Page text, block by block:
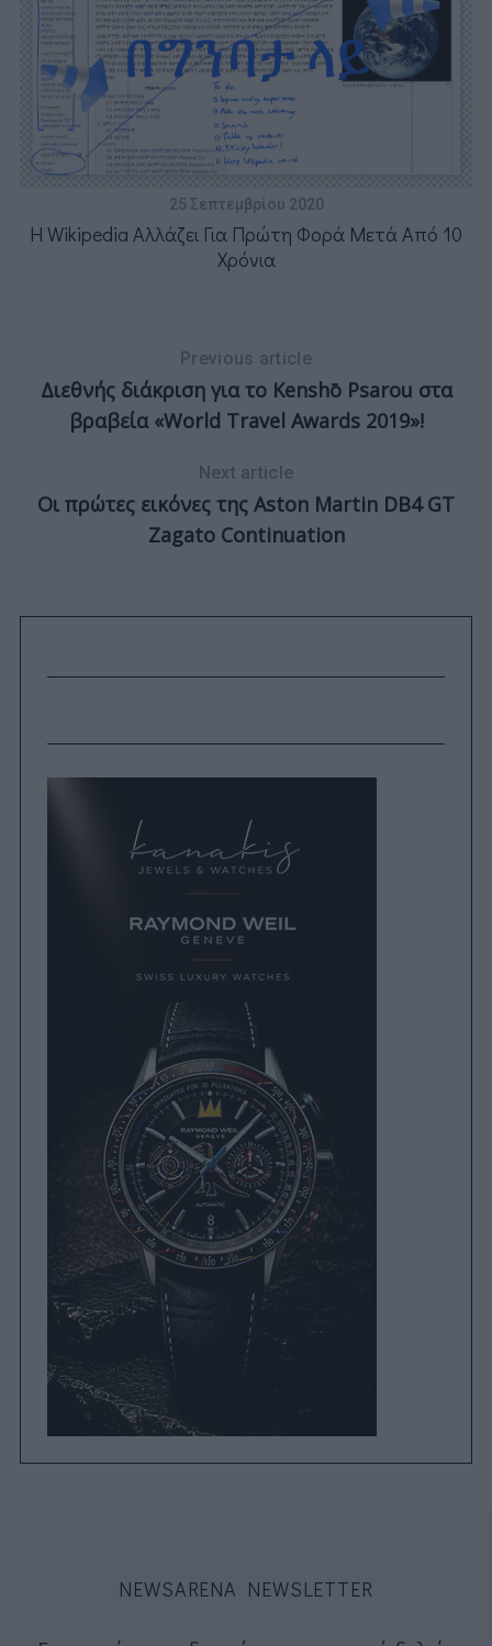
25 Σεπτεμβρίου 2020
Η Wikipedia Αλλάζει Για Πρώτη Φορά Μετά Από 10
Χρόνια
Previous article
Διεθνής διάκριση για το Kenshō Psarou στα
βραβεία «World Travel Awards 2019»!
Next article
Οι πρώτες εικόνες της Aston Martin DB4 GT
Zagato Continuation
NEWSARENA NEWSLETTER